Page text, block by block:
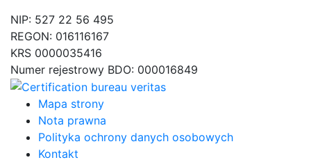
NIP: 527 22 56 495
REGON: 016116167
KRS 0000035416
Numer rejestrowy BDO: 000016849
Mapa strony
Nota prawna
Polityka ochrony danych osobowych
Kontakt